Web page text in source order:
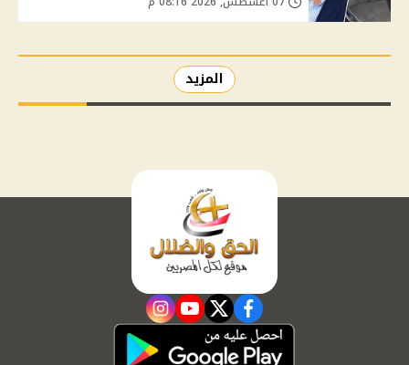
المزيد
facebook
twitter
youtube
instagram